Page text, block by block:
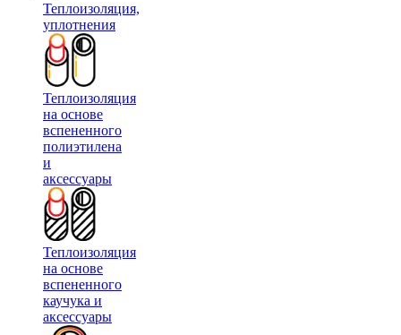
Теплоизоляция,
уплотнения
Теплоизоляция
на основе
вспененного
полиэтилена
и
аксессуары
Теплоизоляция
на основе
вспененного
каучука и
аксессуары